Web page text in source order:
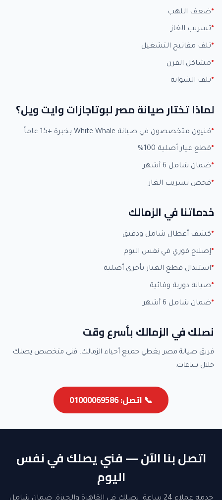
ضعف اللهب
تسريب الغاز
تلف مفاتيح التشغيل
مشاكل الفرن
تلف الشواية
لماذا تختار صيانة مصر لبوتاجازات وايت ويل؟
فنيون متخصصون في صيانة White Whale بخبرة +15 عاماً
قطع غيار أصلية 100%
ضمان شامل 6 أشهر
فحص تسريب الغاز
خدماتنا في الزمالك
كشف أعطال شامل ودقيق
إصلاح فوري في نفس اليوم
استبدال قطع الغيار بأخرى أصلية
صيانة دورية وقائية
ضمان شامل 6 أشهر
نصلك في الزمالك بأسرع وقت
فريق صيانة مصر يغطي جميع أحياء الزمالك. فني متخصص يصلك
خلال ساعات.
📞 اتصل: 01000069586
اتصل بنا الآن — فني يصلك في نفس
اليوم